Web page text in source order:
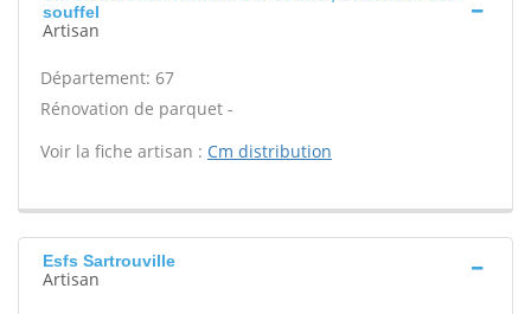
souffel
Artisan
Département: 67
Rénovation de parquet -
Voir la fiche artisan : Cm distribution
Esfs Sartrouville
Artisan